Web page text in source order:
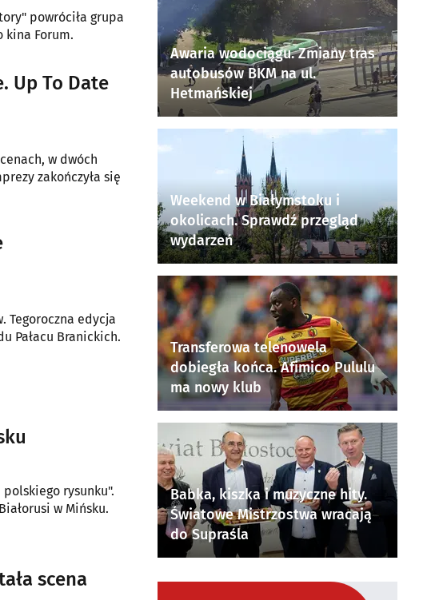
powróciła grupa
kina Forum.
Up To Date
w dwóch
zakończyła się
Tegoroczna edycja
Pałacu Branickich.
rysunku".
w Mińsku.
scena
Awaria wodociągu. Zmiany tras
autobusów BKM na ul.
Hetmańskiej
Weekend w Białymstoku i
okolicach. Sprawdź przegląd
wydarzeń
Transferowa telenowela
dobiegła końca. Afimico Pululu
ma nowy klub
Babka, kiszka i muzyczne hity.
Światowe Mistrzostwa wracają
do Supraśla